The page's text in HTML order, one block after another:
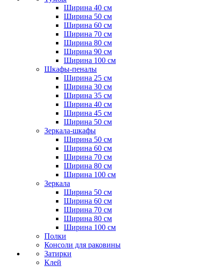
Ширина 40 см
Ширина 50 см
Ширина 60 см
Ширина 70 см
Ширина 80 см
Ширина 90 см
Ширина 100 см
Шкафы-пеналы
Ширина 25 см
Ширина 30 см
Ширина 35 см
Ширина 40 см
Ширина 45 см
Ширина 50 см
Зеркала-шкафы
Ширина 50 см
Ширина 60 см
Ширина 70 см
Ширина 80 см
Ширина 100 см
Зеркала
Ширина 50 см
Ширина 60 см
Ширина 70 см
Ширина 80 см
Ширина 100 см
Полки
Консоли для раковины
Затирки
Клей